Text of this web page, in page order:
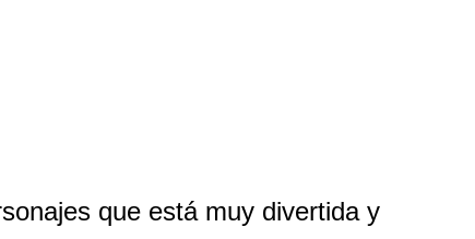
que está muy divertida y